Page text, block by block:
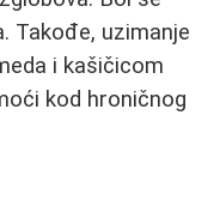
Takođe, uzimanje
i kašičicom
kod hroničnog